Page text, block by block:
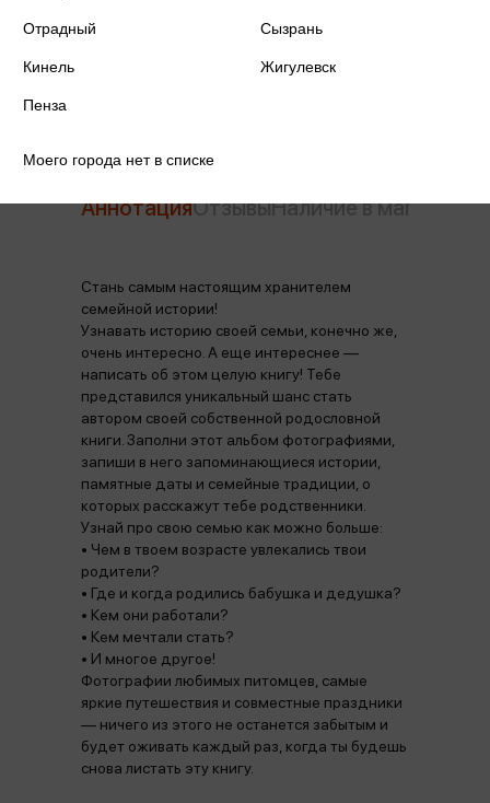
Фасхутдинов Р.
АннотацияОтзывыНаличие в магазинах
Стань самым настоящим хранителем
семейной истории!
Узнавать историю своей семьи, конечно же,
очень интересно. А еще интереснее —
написать об этом целую книгу! Тебе
представился уникальный шанс стать
автором своей собственной родословной
книги. Заполни этот альбом фотографиями,
запиши в него запоминающиеся истории,
памятные даты и семейные традиции, о
которых расскажут тебе родственники.
Узнай про свою семью как можно больше:
• Чем в твоем возрасте увлекались твои
родители?
• Где и когда родились бабушка и дедушка?
• Кем они работали?
• Кем мечтали стать?
• И многое другое!
Фотографии любимых питомцев, самые
яркие путешествия и совместные праздники
— ничего из этого не останется забытым и
будет оживать каждый раз, когда ты будешь
снова листать эту книгу.
Отрадный Сызрань
Кинель Жигулевск
Пенза
Моего города нет в списке